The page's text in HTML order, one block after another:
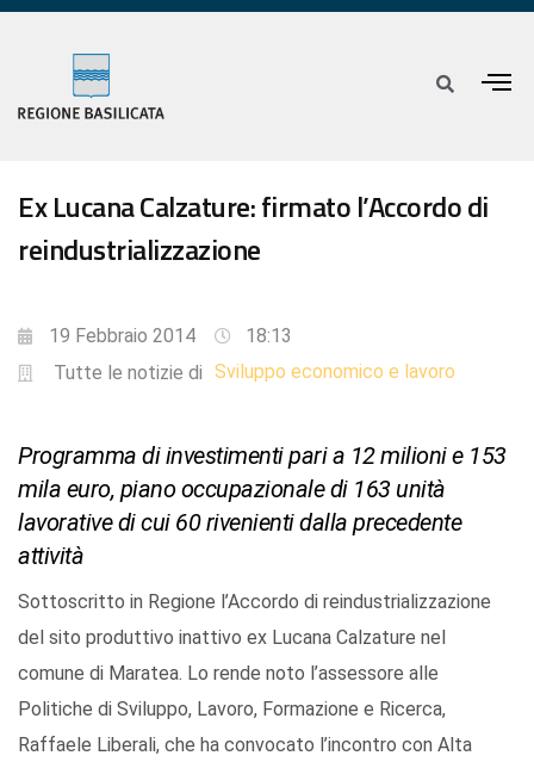
Ex Lucana Calzature: firmato l’Accordo di
reindustrializzazione
19 Febbraio 2014
18:13
Tutte le notizie di Sviluppo economico e lavoro
Programma di investimenti pari a 12 milioni e 153
mila euro, piano occupazionale di 163 unità
lavorative di cui 60 rivenienti dalla precedente
attività
Sottoscritto in Regione l’Accordo di reindustrializzazione
del sito produttivo inattivo ex Lucana Calzature nel
comune di Maratea. Lo rende noto l’assessore alle
Politiche di Sviluppo, Lavoro, Formazione e Ricerca,
Raffaele Liberali, che ha convocato l’incontro con Alta